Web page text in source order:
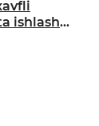
ishlash
qarori